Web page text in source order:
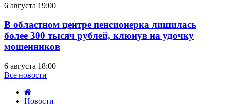
6 августа 19:00
В областном центре пенсионерка лишилась
более 300 тысяч рублей, клюнув на удочку
мошенников
6 августа 18:00
Все новости
Новости